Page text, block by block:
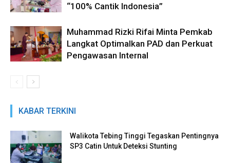
“100% Cantik Indonesia”
Muhammad Rizki Rifai Minta Pemkab
Langkat Optimalkan PAD dan Perkuat
Pengawasan Internal
KABAR TERKINI
Walikota Tebing Tinggi Tegaskan Pentingnya
SP3 Catin Untuk Deteksi Stunting